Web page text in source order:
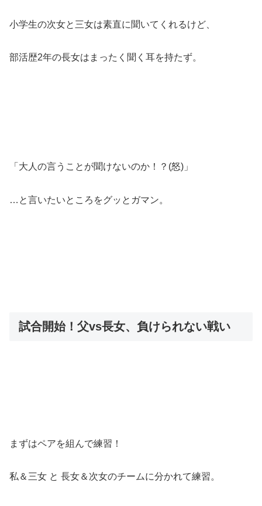
小学生の次女と三女は素直に聞いてくれるけど、
部活歴2年の長女はまったく聞く耳を持たず。
「大人の言うことが聞けないのか！？(怒)」
…と言いたいところをグッとガマン。
試合開始！父vs長女、負けられない戦い
まずはペアを組んで練習！
私＆三女 と 長女＆次女のチームに分かれて練習。